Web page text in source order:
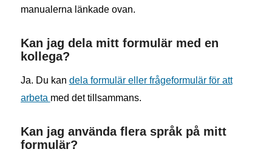
manualerna länkade ovan.
Kan jag dela mitt formulär med en
kollega?
Ja. Du kan dela formulär eller frågeformulär för att
arbeta med det tillsammans.
Kan jag använda flera språk på mitt
formulär?